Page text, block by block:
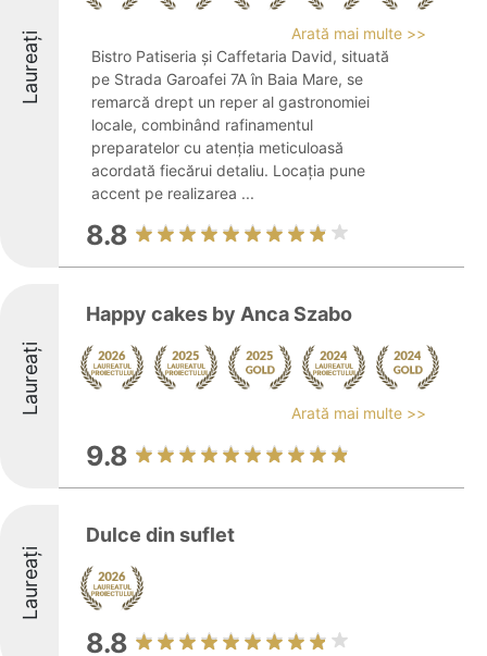
Laureați
Arată mai multe >>
Bistro Patiseria și Caffetaria David, situată
pe Strada Garoafei 7A în Baia Mare, se
remarcă drept un reper al gastronomiei
locale, combinând rafinamentul
preparatelor cu atenția meticuloasă
acordată fiecărui detaliu. Locația pune
accent pe realizarea ...
8.8
Laureați
Happy cakes by Anca Szabo
Arată mai multe >>
9.8
Laureați
Dulce din suflet
8.8